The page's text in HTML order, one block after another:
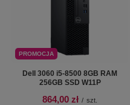
PROMOCJA
Dell 3060 i5-8500 8GB RAM
256GB SSD W11P
864,00 zł / szt.